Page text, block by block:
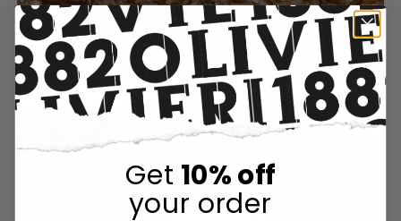
Get 10% off
your order